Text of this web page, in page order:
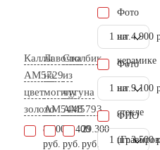
Каллы
AM5729
цвет
золото
8.600
руб.
Лавочка
на
могилу
AM5448
23.400
руб.
Столбик
из
чугуна
AM5793
29.300
руб.
Фото
на
керамике
1 шт. 4.900
Фото
на
стекле
1 шт. 9.100
ФИО
1 шт.3.500